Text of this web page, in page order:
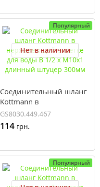
Популярный
Нет в наличии
Соединительный шланг
Kottmann в
нержавеющей оплетке
для воды В 1/2 x М10х1
длинный штуцер 300мм
GS8030.449.467
114 грн.
Популярный